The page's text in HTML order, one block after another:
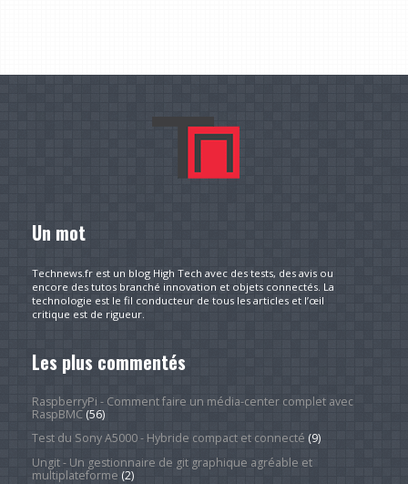
Un mot
Technews.fr est un blog High Tech avec des tests, des avis ou
encore des tutos branché innovation et objets connectés. La
technologie est le fil conducteur de tous les articles et l’œil
critique est de rigueur.
Les plus commentés
RaspberryPi - Comment faire un média-center complet avec
RaspBMC(56)
Test du Sony A5000 - Hybride compact et connecté (9)
Ungit - Un gestionnaire de git graphique agréable et
multiplateforme (2)